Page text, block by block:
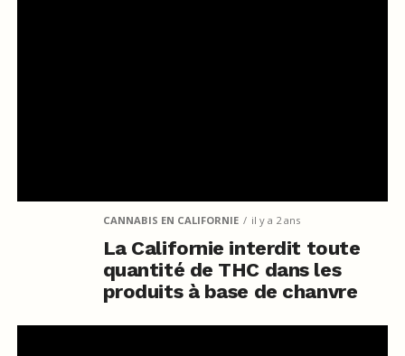
CANNABIS EN CALIFORNIE il y a 2 ans
La Californie interdit toute
quantité de THC dans les
produits à base de chanvre